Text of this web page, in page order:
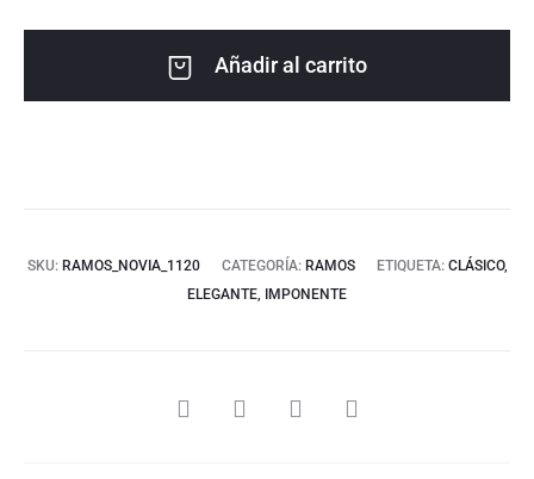
Añadir al carrito
SKU: RAMOS_NOVIA_1120 CATEGORÍA: RAMOS ETIQUETA: CLÁSICO,
ELEGANTE, IMPONENTE